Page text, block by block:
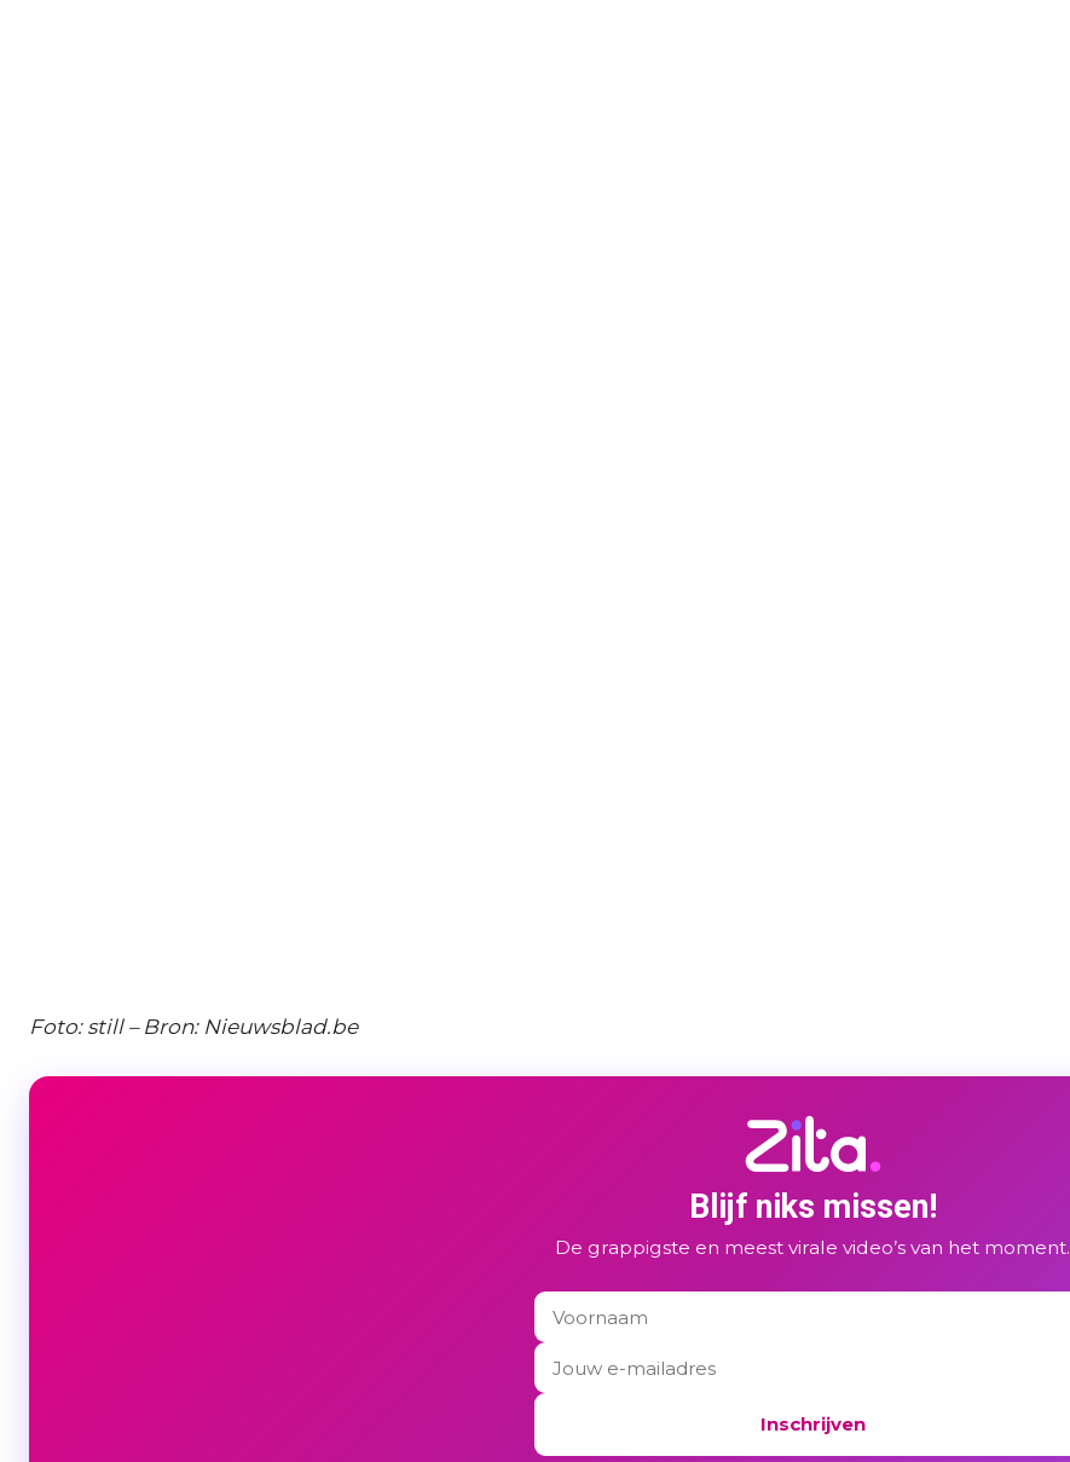
Foto: still – Bron: Nieuwsblad.be
Blijf niks missen!
De grappigste en meest virale video’s van het moment.
Inschrijven